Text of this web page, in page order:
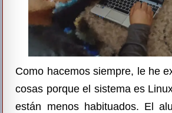
Como hacemos siempre, le he
cosas porque el sistema es
están menos habituados. El